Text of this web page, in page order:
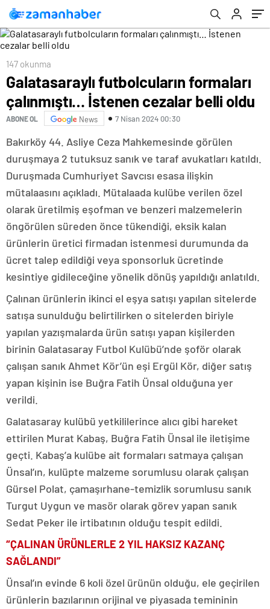
147 okunma
Galatasaraylı futbolcuların formaları
çalınmıştı… İstenen cezalar belli oldu
ABONE OL News 7 Nisan 2024 00:30
Bakırköy 44. Asliye Ceza Mahkemesinde görülen
duruşmaya 2 tutuksuz sanık ve taraf avukatları katıldı.
Duruşmada Cumhuriyet Savcısı esasa ilişkin
mütalaasını açıkladı. Mütalaada kulübe verilen özel
olarak üretilmiş eşofman ve benzeri malzemelerin
öngörülen süreden önce tükendiği, eksik kalan
ürünlerin üretici firmadan istenmesi durumunda da
ücret talep edildiği veya sponsorluk ücretinde
kesintiye gidileceğine yönelik dönüş yapıldığı anlatıldı.
Çalınan ürünlerin ikinci el eşya satışı yapılan sitelerde
satışa sunulduğu belirtilirken o sitelerden biriyle
yapılan yazışmalarda ürün satışı yapan kişilerden
birinin Galatasaray Futbol Kulübü’nde şoför olarak
çalışan sanık Ahmet Kör’ün eşi Ergül Kör, diğer satış
yapan kişinin ise Buğra Fatih Ünsal olduğuna yer
verildi.
Galatasaray kulübü yetkililerince alıcı gibi hareket
ettirilen Murat Kabaş, Buğra Fatih Ünsal ile iletişime
geçti. Kabaş’a kulübe ait formaları satmaya çalışan
Ünsal’ın, kulüpte malzeme sorumlusu olarak çalışan
Gürsel Polat, çamaşırhane-temizlik sorumlusu sanık
Turgut Uygun ve masör olarak görev yapan sanık
Sedat Peker ile irtibatının olduğu tespit edildi.
“ÇALINAN ÜRÜNLERLE 2 YIL HAKSIZ KAZANÇ
SAĞLANDI”
Ünsal’ın evinde 6 koli özel ürünün olduğu, ele geçirilen
ürünlerin bazılarının orijinal ve piyasada temininin